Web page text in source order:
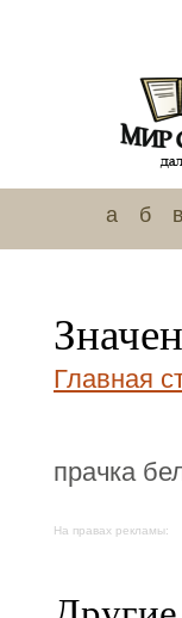
а б в
Главная
прачка
На правах рекламы: